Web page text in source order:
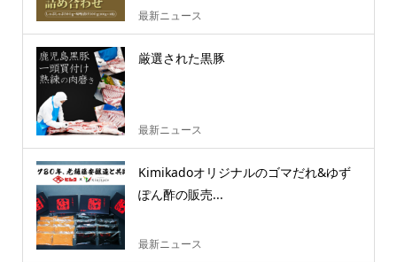
最新ニュース
厳選された黒豚
最新ニュース
Kimikadoオリジナルのゴマだれ&ゆず
ぽん酢の販売...
最新ニュース